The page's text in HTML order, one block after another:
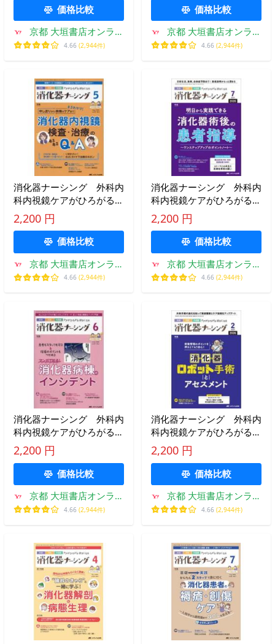
価格比較
京都 大垣書店オンライ
ン
4.66 (2,944件)
価格比較
京都 大垣書店オンライ
ン
4.66 (2,944件)
消化器ナーシング 外科内
科内視鏡ケアがひろがる・
好きになる 第２９巻５号
（２０２４−５）
2,200 円
価格比較
京都 大垣書店オンライ
ン
4.66 (2,944件)
消化器ナーシング 外科内
科内視鏡ケアがひろがる・
好きになる 第３１巻７号
（２０２６−７）
2,200 円
価格比較
京都 大垣書店オンライ
ン
4.66 (2,944件)
消化器ナーシング 外科内
科内視鏡ケアがひろがる・
好きになる 第２９巻６号
（２０２４−６）
2,200 円
価格比較
京都 大垣書店オンライ
ン
4.66 (2,944件)
消化器ナーシング 外科内
科内視鏡ケアがひろがる・
好きになる 第３１巻２号
（２０２６−２）
2,200 円
価格比較
京都 大垣書店オンライ
ン
4.66 (2,944件)